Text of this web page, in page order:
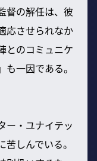
督の解任は、彼
応させられなか
とのコミュニケ
一因である。
ー・ユナイテッ
しんでいる。